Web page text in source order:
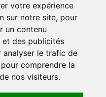
votre expérience
sur notre site, pour
un contenu
et des publicités
analyser le trafic de
comprendre la
nos visiteurs.
Médias sociaux
les dernières tendances